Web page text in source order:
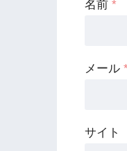
名前 *
メール *
サイト